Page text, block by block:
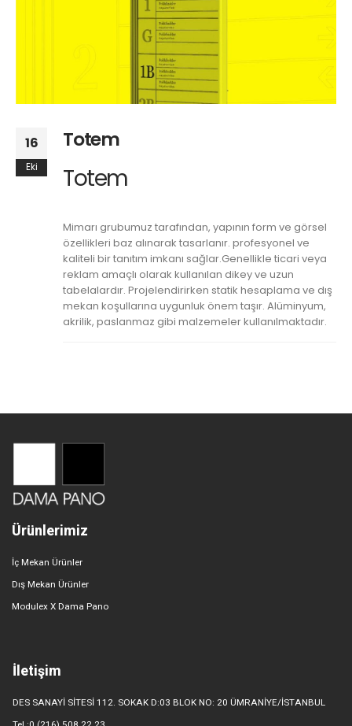
16
Eki
Totem
Totem
Mimarı grubumuz tarafından, yapının form ve görsel
özellikleri baz alınarak tasarlanır. profesyonel ve
kaliteli bir tanıtım imkanı sağlar.Genellikle ticari veya
reklam amaçlı olarak kullanılan dikey ve uzun
tabelalardır. Projelendirirken statik hesaplama ve dış
mekan koşullarına uygunluk önem taşır. Alüminyum,
akrilik, paslanmaz gibi malzemeler kullanılmaktadır.
Ürünlerimiz
İç Mekan Ürünler
Dış Mekan Ürünler
Modulex X Dama Pano
İletişim
DES SANAYİ SİTESİ 112. SOKAK D:03 BLOK NO: 20 ÜMRANİYE/İSTANBUL